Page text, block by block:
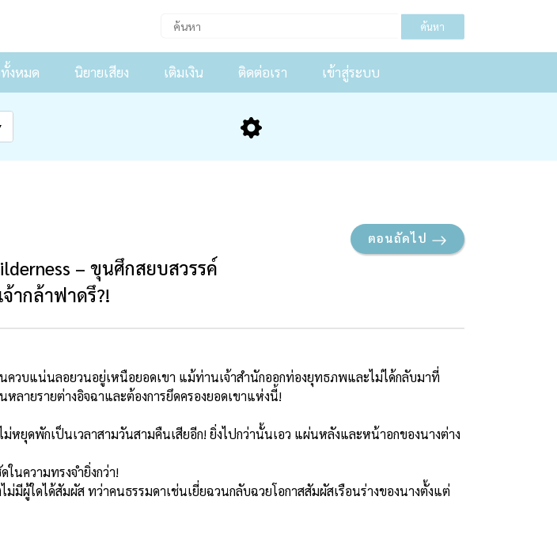
ค้นหา
งหมด นิยายเสียง เติมเงิน ติดต่อเรา เข้าสู่ระบบ
ตอนถัดไป
– ขุนศึกสยบสวรรค์
ากล้าฟาดรึ?!
บแน่นลอยวนอยู่เหนือยอดเขา แม้ท่านเจ้าสำนักออกท่องยุทธภพและไม่ได้กลับมาที่
ลายรายต่างอิจฉาและต้องการยึดครองยอดเขาแห่งนี้!
ยุดพักเป็นเวลาสามวันสามคืนเสียอีก! ยิ่งไปกว่านั้นเอว แผ่นหลังและหน้าอกของนางต่าง
ในความทรงจำยิ่งกว่า!
ใดได้สัมผัส ทว่าคนธรรมดาเช่นเยี่ยฉวนกลับฉวยโอกาสสัมผัสเรือนร่างของนางตั้งแต่